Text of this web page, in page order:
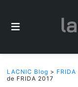
LACNIC Blog > FRIDA
de FRIDA 2017